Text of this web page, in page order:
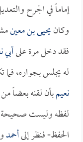
إماماً في الجرح
وكانيحيى بن معين
فقد دخل مرة علىأبي
له يجلس بجواره،
نعيمبأن لقنه بعضاً
لفظه وليست
الحفظ- فنظر إلىأحمد